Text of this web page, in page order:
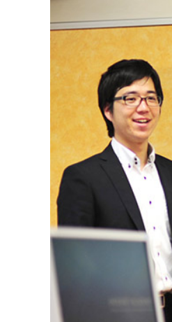
マーケティングコ
Webプロデュー
講座一覧 プ